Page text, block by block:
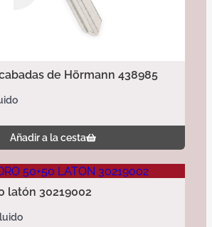
de Hörmann 438985
Añadir a la cesta
latón 30219002